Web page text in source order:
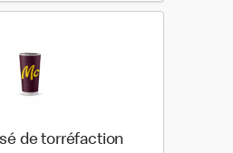
de torréfaction